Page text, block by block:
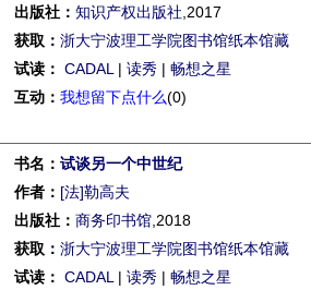
出版社： 知识产权出版社 ,2017
获取： 浙大宁波理工学院图书馆纸本馆藏
试读： CADAL | 读秀 | 畅想之星
互动： 我想留下点什么(0)
书名： 试谈另一个中世纪
作者： [法]勒高夫
出版社： 商务印书馆 ,2018
获取： 浙大宁波理工学院图书馆纸本馆藏
试读： CADAL | 读秀 | 畅想之星